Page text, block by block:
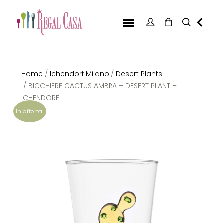
In offerta!
Home / Ichendorf Milano / Desert Plants
/ BICCHIERE CACTUS AMBRA – DESERT PLANT –
ICHENDORF